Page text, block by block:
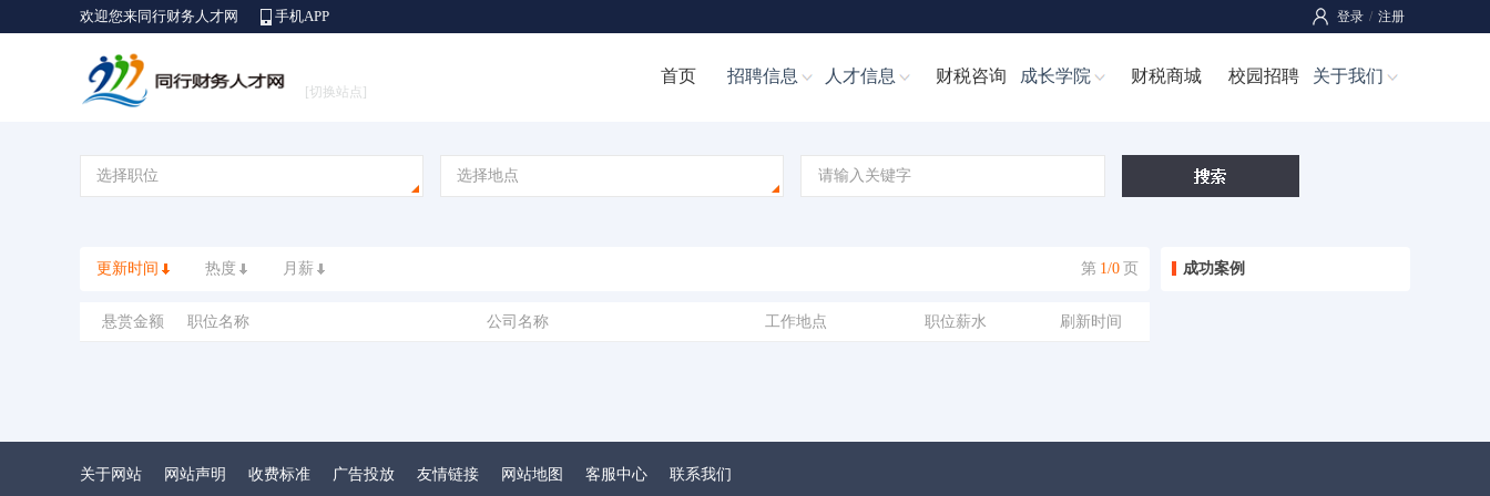
欢迎您来同行财务人才网 手机APP 登录 / 注册
[切换站点]
首页 招聘信息 人才信息 财税咨询 成长学院 财税商城 校园招聘 关于我们
选择职位 选择地点
更新时间 热度 月薪 第 1/0 页
悬赏金额 职位名称 公司名称 工作地点 职位薪水 刷新时间
成功案例
关于网站 网站声明 收费标准 广告投放 友情链接 网站地图 客服中心 联系我们